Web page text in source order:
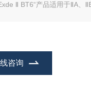
Ⅱ BT6“产品适用于ⅡA、
咨询